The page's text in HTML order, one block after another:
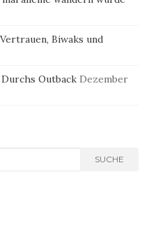
Biwaks und
Outback Dezember
SUCHE